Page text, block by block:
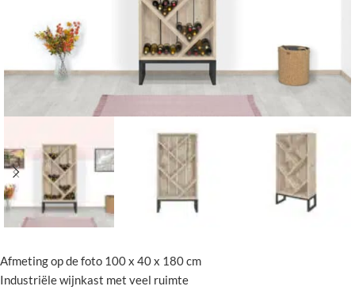
Afmeting op de foto 100 x 40 x 180 cm
Industriële wijnkast met veel ruimte